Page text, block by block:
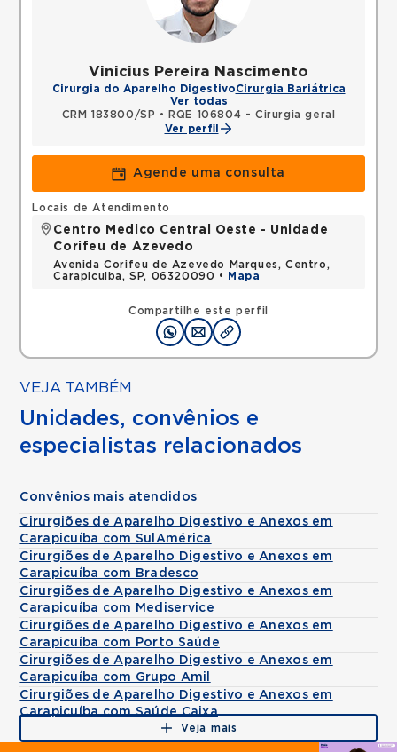
Vinicius Pereira Nascimento
Cirurgia do Aparelho DigestivoCirurgia Bariátrica
Ver todas
CRM 183800/SP •
RQE 106804 - Cirurgia geral
Ver perfil
Agende uma consulta
Compartilhe este perfil
Locais de Atendimento
Centro Medico Central Oeste - Unidade
Corifeu de Azevedo
Avenida Corifeu de Azevedo Marques, Centro,
Carapicuiba, SP, 06320090 •
Mapa
VEJA TAMBÉM
Unidades, convênios e
especialistas relacionados
Convênios mais atendidos
Cirurgiões de Aparelho Digestivo e Anexos em
Carapicuíba com SulAmérica
Cirurgiões de Aparelho Digestivo e Anexos em
Carapicuíba com Bradesco
Cirurgiões de Aparelho Digestivo e Anexos em
Carapicuíba com Mediservice
Cirurgiões de Aparelho Digestivo e Anexos em
Carapicuíba com Porto Saúde
Cirurgiões de Aparelho Digestivo e Anexos em
Carapicuíba com Grupo Amil
Cirurgiões de Aparelho Digestivo e Anexos em
Carapicuíba com Saúde Caixa
Veja mais